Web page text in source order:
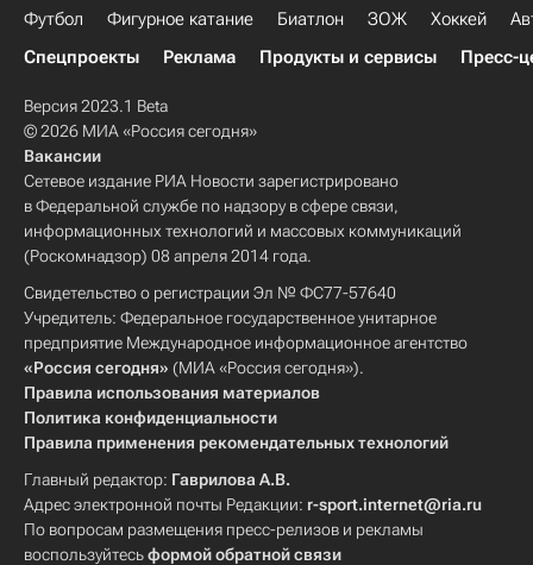
Футбол Фигурное катание Биатлон ЗОЖ Хоккей
Спецпроекты
Реклама Продукты и сервисы Пресс-
Версия 2023.1 Beta
© 2026 МИА «Россия сегодня»
Вакансии
Сетевое издание РИА Новости зарегистрировано
в Федеральной службе по надзору в сфере связи,
информационных технологий и массовых коммуникаций
(Роскомнадзор) 08 апреля 2014 года.
Свидетельство о регистрации Эл № ФС77-57640
Учредитель: Федеральное государственное унитарное
предприятие Международное информационное агентство
«Россия сегодня» (МИА «Россия сегодня»).
Правила использования материалов
Политика конфиденциальности
Правила применения рекомендательных технологий
Главный редактор: Гаврилова А.В.
Адрес электронной почты Редакции: r-sport.internet@ria.ru
По вопросам размещения пресс-релизов и рекламы
воспользуйтесьформой обратной связи